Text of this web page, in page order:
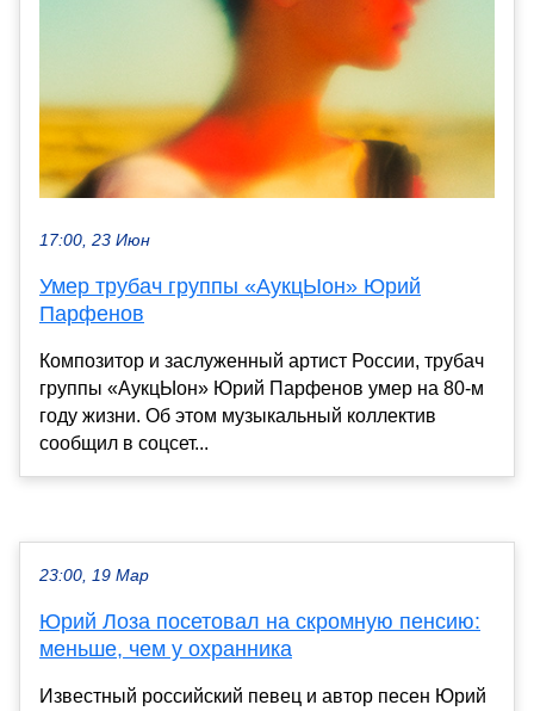
17:00, 23 Июн
Умер трубач группы «АукцЫон» Юрий
Парфенов
Композитор и заслуженный артист России, трубач
группы «АукцЫон» Юрий Парфенов умер на 80-м
году жизни. Об этом музыкальный коллектив
сообщил в соцсет...
23:00, 19 Мар
Юрий Лоза посетовал на скромную пенсию:
меньше, чем у охранника
Известный российский певец и автор песен Юрий